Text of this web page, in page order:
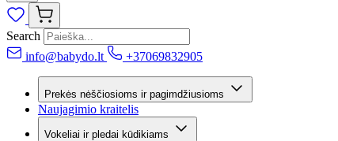
Search
info@babydo.lt
+37069832905
Prekės nėščiosioms ir pagimdžiusioms
Naujagimio kraitelis
Vokeliai ir pledai kūdikiams